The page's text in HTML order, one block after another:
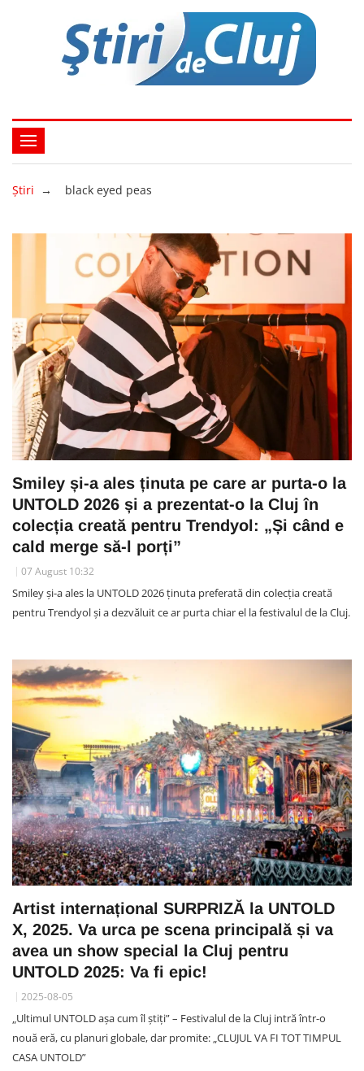
Ştiri → black eyed peas
Smiley și-a ales ținuta pe care ar purta-o la
UNTOLD 2026 și a prezentat-o la Cluj în
colecția creată pentru Trendyol: „Și când e
cald merge să-l porți”
07 August 10:32
Smiley și-a ales la UNTOLD 2026 ținuta preferată din colecția creată
pentru Trendyol și a dezvăluit ce ar purta chiar el la festivalul de la Cluj.
Artist internațional SURPRIZĂ la UNTOLD
X, 2025. Va urca pe scena principală și va
avea un show special la Cluj pentru
UNTOLD 2025: Va fi epic!
2025-08-05
„Ultimul UNTOLD așa cum îl știți” – Festivalul de la Cluj intră într-o
nouă eră, cu planuri globale, dar promite: „CLUJUL VA FI TOT TIMPUL
CASA UNTOLD”